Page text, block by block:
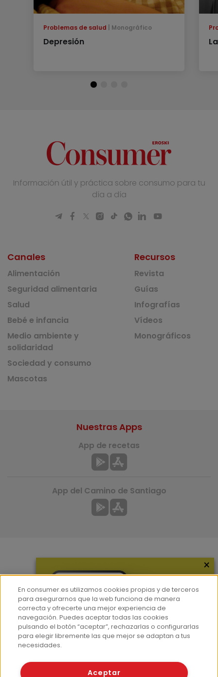
Problemas de salud Monográfico
Depresión
Información útil y práctica sobre consumo para tu
día a día
Canales
Alimentación
Seguridad alimentaria
Salud
Bebé e infancia
Medio ambiente y
solidaridad
Sociedad y consumo
Mascotas
Recursos
Revista
Guías
Infografías
Vídeos
Monográficos
Hemeroteca
Contacto
Prensa
Corpus Lingüístico Consumer
Nuestras Apps
App de recetas
App del Camino de Santiago
© Fundación EROSKI
×
En consumer.es utilizamos cookies propias y de terceros
para asegurarnos que la web funciona de manera
correcta y ofrecerte una mejor experiencia de
navegación. Puedes aceptar todas las cookies
pulsando el botón “aceptar”, rechazarlas o configurarlas
para elegir libremente las que mejor se adaptan a tus
necesidades.
Aceptar